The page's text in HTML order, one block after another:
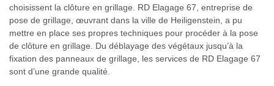
choisissent la clôture en grillage. RD Elagage 67, entreprise de
pose de grillage, œuvrant dans la ville de Heiligenstein, a pu
mettre en place ses propres techniques pour procéder à la pose
de clôture en grillage. Du déblayage des végétaux jusqu’à la
fixation des panneaux de grillage, les services de RD Elagage 67
sont d’une grande qualité.